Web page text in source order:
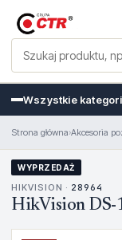
Wszystkie
Strona główna›Akcesoria
WYPRZEDAŻ
HIKVISION · 28964
HikVision